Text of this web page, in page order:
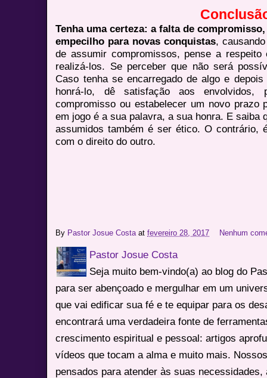
Tenha uma certeza: a falta de
empecilho para novas conquistas,
de assumir compromissos, pense a
realizá-los. Se perceber que não será
Caso tenha se encarregado de algo e
honrá-lo, dê satisfação aos envolvidos,
compromisso ou estabelecer um novo prazo
em jogo é a sua palavra, a sua honra. E saiba
assumidos também é ser ético. O contrário,
com o direito do outro.
By Pastor Josue Costa atfevereiro 28, 2017 Nenhum
Pastor Josue Costa
Seja muito bem-vindo(a) ao blog do
para ser abençoado e mergulhar em um
que vai edificar sua fé e te equipar para os
encontrará uma verdadeira fonte de
crescimento espiritual e pessoal: artigos
vídeos que tocam a alma e muito mais.
pensados para atender às suas